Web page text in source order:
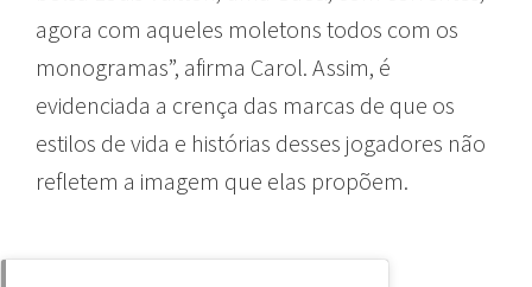
agora com aqueles moletons todos com os
monogramas”, afirma Carol. Assim, é
evidenciada a crença das marcas de que os
estilos de vida e histórias desses jogadores não
refletem a imagem que elas propõem.